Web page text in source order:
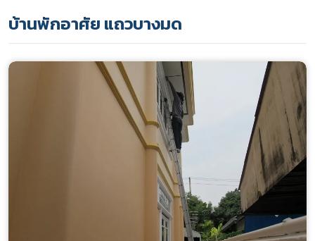
บ้านพักอาศัย แถวบางมด